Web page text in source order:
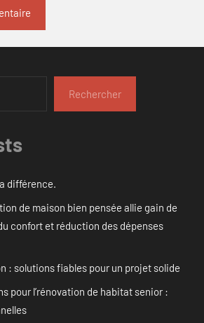
Rechercher
différence.
de maison bien pensée allie gain de
confort et réduction des dépenses
: solutions fiables pour un projet solide
pour l’rénovation de habitat senior :